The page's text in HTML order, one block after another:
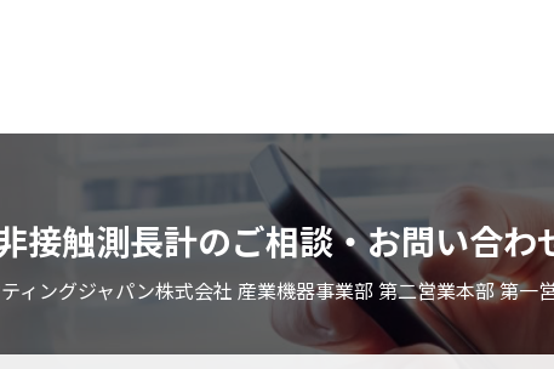
接触測長計のご相談・お問い合わ
ィングジャパン株式会社 産業機器事業部 第二営業本部 第一